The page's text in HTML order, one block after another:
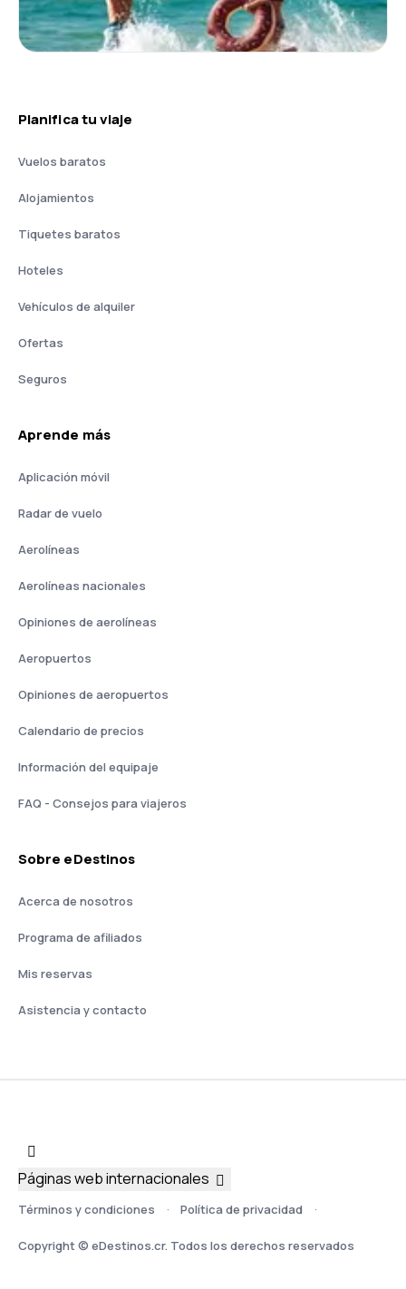
Planifica tu viaje
Vuelos baratos
Alojamientos
Tiquetes baratos
Hoteles
Vehículos de alquiler
Ofertas
Seguros
Aprende más
Aplicación móvil
Radar de vuelo
Aerolíneas
Aerolíneas nacionales
Opiniones de aerolíneas
Aeropuertos
Opiniones de aeropuertos
Calendario de precios
Información del equipaje
FAQ - Consejos para viajeros
Sobre eDestinos
Acerca de nosotros
Programa de afiliados
Mis reservas
Asistencia y contacto
Términos y condiciones Política de privacidad
Copyright © eDestinos.cr. Todos los derechos reservados
Páginas web internacionales